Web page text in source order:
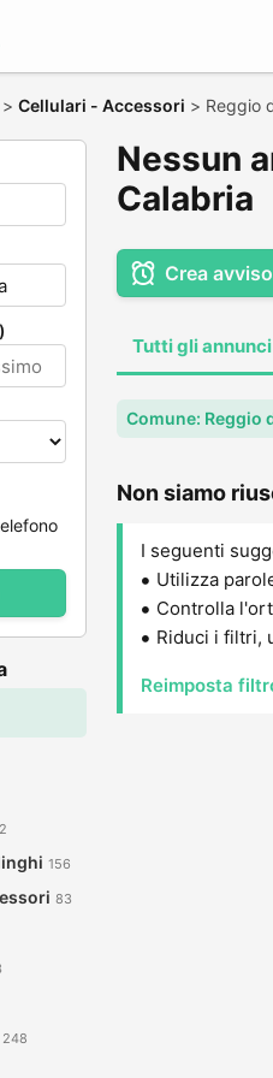
> Cellulari - Accessori > Reggio
156
83
248
Nessun
Calabria
Crea avviso
Tutti gli annunci
Comune: Reggio
Non siamo
I seguenti
Utilizza
Controlla
Riduci i filtri,
Reimposta